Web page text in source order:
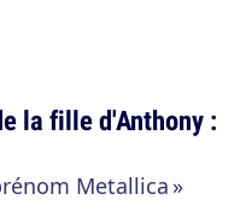
la fille d'Anthony :
Metallica »